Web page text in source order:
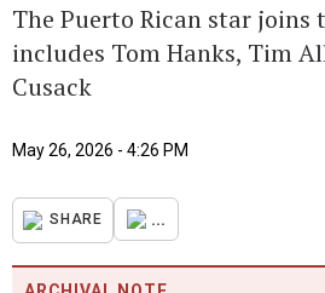
The Puerto Rican star joins
includes Tom Hanks, Tim
Cusack
May 26, 2026 - 4:26 PM
SHARE ...